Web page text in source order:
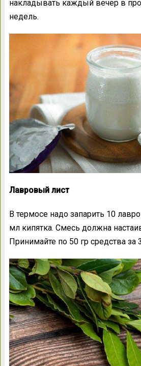
накладывать каждый вечер в
недель.
Лавровый лист
В термосе надо запарить 10
мл кипятка. Смесь должна
Принимайте по 50 гр средства за